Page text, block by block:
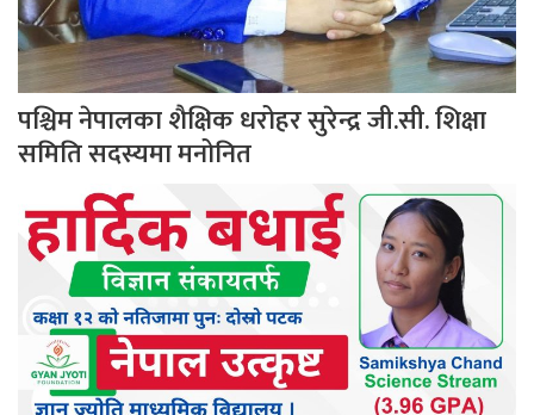
पश्चिम नेपालका शैक्षिक धरोहर सुरेन्द्र जी.सी. शिक्षा
समिति सदस्यमा मनोनित